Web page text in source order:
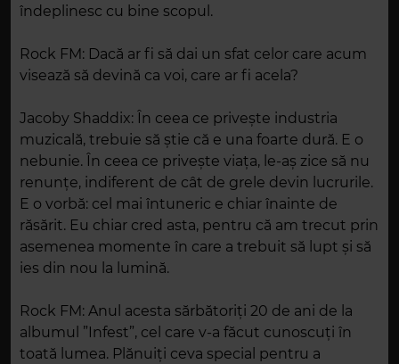
îndeplinesc cu bine scopul.
Rock FM: Dacă ar fi să dai un sfat celor care acum
visează să devină ca voi, care ar fi acela?
Jacoby Shaddix: În ceea ce privește industria
muzicală, trebuie să știe că e una foarte dură. E o
nebunie. În ceea ce privește viața, le-aș zice să nu
renunțe, indiferent de cât de grele devin lucrurile.
E o vorbă: cel mai întuneric e chiar înainte de
răsărit. Eu chiar cred asta, pentru că am trecut prin
asemenea momente în care a trebuit să lupt și să
ies din nou la lumină.
Rock FM: Anul acesta sărbătoriți 20 de ani de la
albumul ”Infest”, cel care v-a făcut cunoscuți în
toată lumea. Plănuiți ceva special pentru a